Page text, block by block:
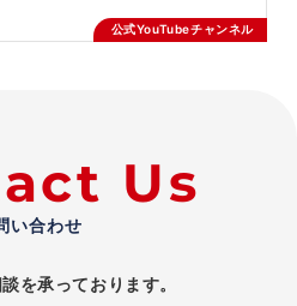
公式YouTubeチャンネル
Us
い合わせ
を承っております。